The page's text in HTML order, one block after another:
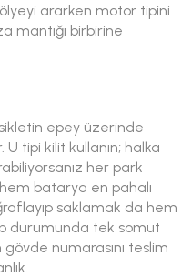
ararken motor tipini
mantığı birbirine
epey üzerinde
tipi kilit kullanın; halka
her park
batarya en pahalı
saklamak da hem
durumunda tek somut
gövde numarasını teslim